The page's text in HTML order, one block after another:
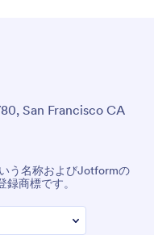
San Francisco CA
う名称およびJotformの
商標です。